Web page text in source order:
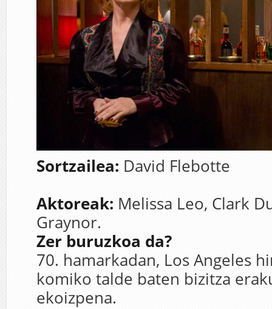
Sortzailea: David Flebotte
Aktoreak: Melissa Leo, Clark
Graynor.
Zer buruzkoa da?
70. hamarkadan, Los Angeles
komiko talde baten bizitza
ekoizpena.